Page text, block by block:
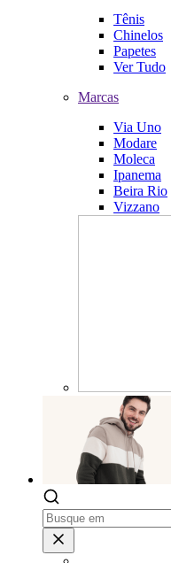
Tênis
Chinelos
Papetes
Ver Tudo
Marcas
Via Uno
Modare
Moleca
Ipanema
Beira Rio
Vizzano